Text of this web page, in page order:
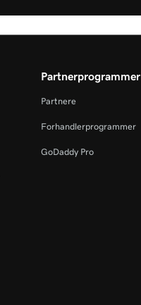
Partnerprogrammer
Partnere
Forhandlerprogrammer
GoDaddy Pro